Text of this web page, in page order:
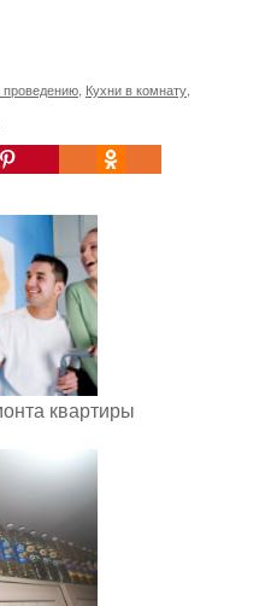
Кухни в комнату
квартиры